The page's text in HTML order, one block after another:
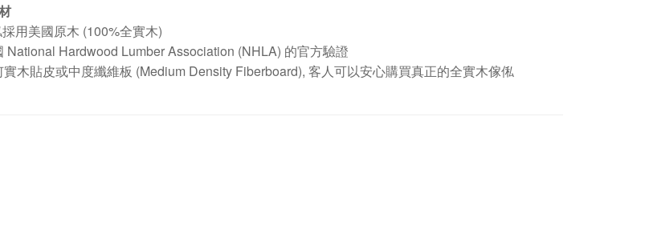
用美國原木 (100%全實木)
National Hardwood Lumber Association (NHLA) 的官方驗證
木貼皮或中度纖維板 (Medium Density Fiberboard), 客人可以安心購買真正的全實木傢俬